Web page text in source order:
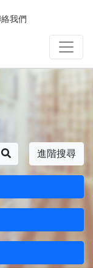
我們
進階搜尋